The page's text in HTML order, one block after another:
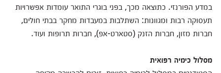
במדע הפורנזי. כתוצאה מכך, בפני בוגרי התואר עומדות אפשרויות
תעסוקה רבות ומגוונות: השתלבות במעבדות מחקר בבתי חולים,
חברות מזון, חברות הזנק (סטארט-אפ), חברות תרופות ועוד.
מסלול כימיה רפואית